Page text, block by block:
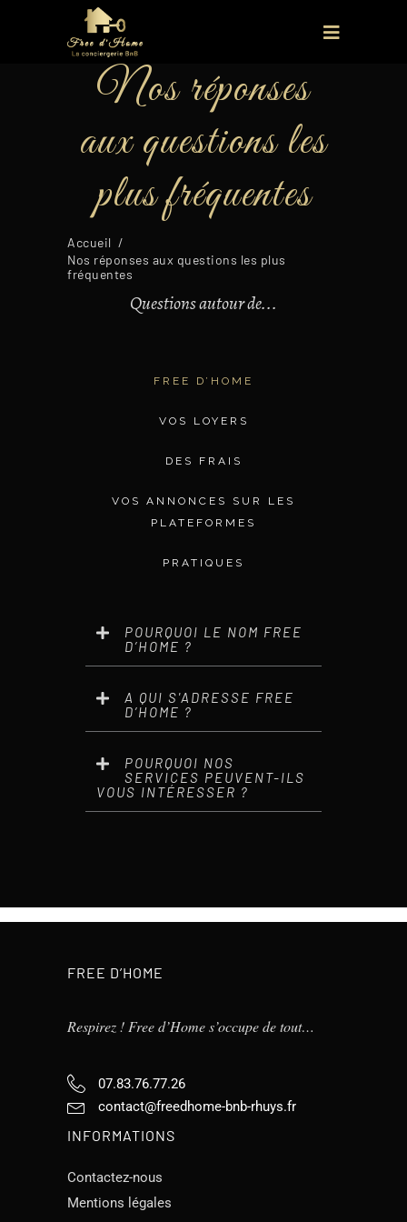
Nos réponses
aux questions les
plus fréquentes
Accueil /
Nos réponses aux questions les plus
fréquentes
Questions autour de...
FREE D’HOME
VOS LOYERS
DES FRAIS
VOS ANNONCES SUR LES
PLATEFORMES
PRATIQUES
POURQUOI LE NOM FREE
D’HOME ?
A QUI S'ADRESSE FREE
D’HOME ?
POURQUOI NOS
SERVICES PEUVENT-ILS
VOUS INTÉRESSER ?
FREE D’HOME
Respirez ! Free d’Home s’occupe de tout…
07.83.76.77.26
contact@freedhome-bnb-rhuys.fr
INFORMATIONS
Contactez-nous
Mentions légales